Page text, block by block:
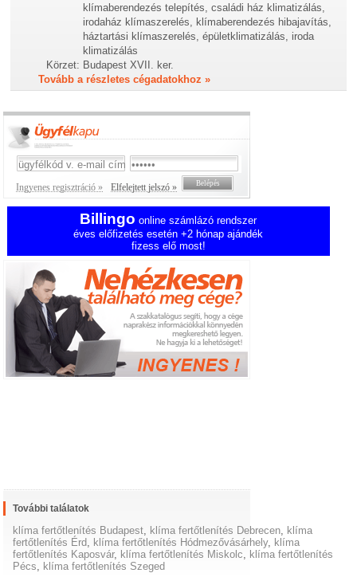
klímaberendezés telepítés, családi ház klimatizálás,
irodaház klímaszerelés, klímaberendezés hibajavítás,
háztartási klímaszerelés, épületklimatizálás, iroda
klimatizálás
Körzet: Budapest XVII. ker.
Tovább a részletes cégadatokhoz »
Ingyenes regisztráció » Elfelejtett jelszó »
Billingo online számlázó rendszer
éves előfizetés esetén +2 hónap ajándék
fizess elő most!
További találatok
klíma fertőtlenítés Budapest, klíma fertőtlenítés Debrecen, klíma
fertőtlenítés Érd, klíma fertőtlenítés Hódmezővásárhely, klíma
fertőtlenítés Kaposvár, klíma fertőtlenítés Miskolc, klíma fertőtlenítés
Pécs, klíma fertőtlenítés Szeged